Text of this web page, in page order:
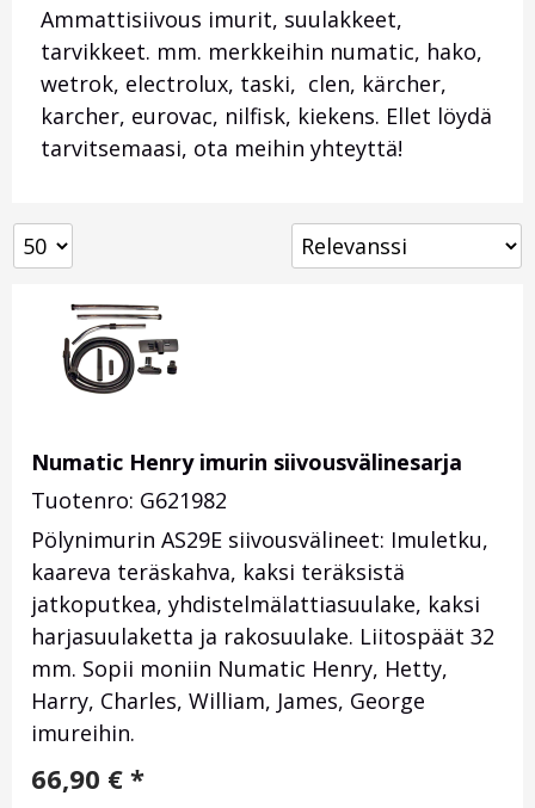
Ammattisiivous imurit, suulakkeet,
tarvikkeet. mm. merkkeihin numatic, hako,
wetrok, electrolux, taski, clen, kärcher,
karcher, eurovac, nilfisk, kiekens. Ellet löydä
tarvitsemaasi, ota meihin yhteyttä!
Numatic Henry imurin siivousvälinesarja
Tuotenro: G621982
Pölynimurin AS29E siivousvälineet: Imuletku,
kaareva teräskahva, kaksi teräksistä
jatkoputkea, yhdistelmälattiasuulake, kaksi
harjasuulaketta ja rakosuulake. Liitospäät 32
mm. Sopii moniin Numatic Henry, Hetty,
Harry, Charles, William, James, George
imureihin.
66,90 € *